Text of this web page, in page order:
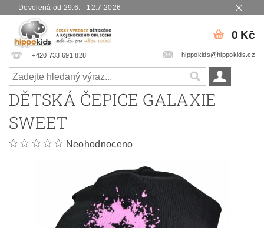
Dovolená od 29.6. - 12.7.2026
+420 733 691 828 hippokids@hippokids.cz
0 Kč
DĚTSKÁ ČEPICE GALAXIE
SWEET
Neohodnoceno